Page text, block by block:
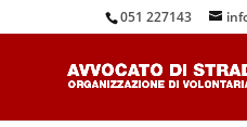
051 227143